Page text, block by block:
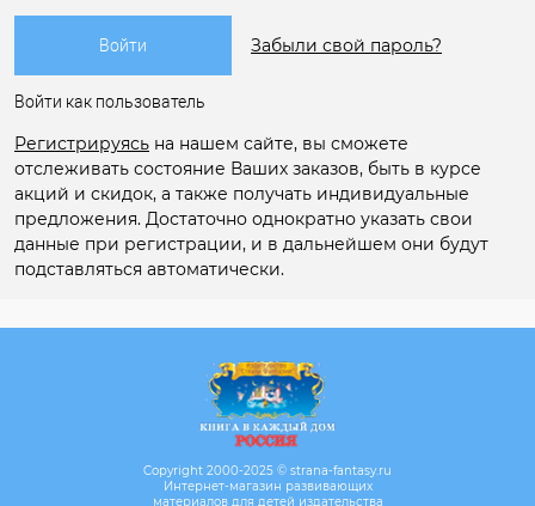
Забыли свой пароль?
Войти как пользователь
Регистрируясь на нашем сайте, вы сможете
отслеживать состояние Ваших заказов, быть в курсе
акций и скидок, а также получать индивидуальные
предложения. Достаточно однократно указать свои
данные при регистрации, и в дальнейшем они будут
подставляться автоматически.
Copyright 2000-2025 © strana-fantasy.ru
Интернет-магазин развивающих
материалов для детей издательства